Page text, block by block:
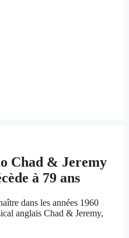
Chad & Jeremy
à 79 ans
dans les années 1960
anglais Chad & Jeremy,